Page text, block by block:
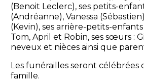
(Benoit Leclerc), ses petits-
(Andréanne), Vanessa
(Kevin), ses arrière-petits-enfants
Tom, April et Robin, ses sœurs :
neveux et nièces ainsi que
Les funérailles seront célébrées
famille.